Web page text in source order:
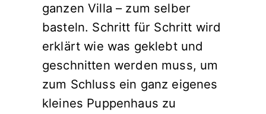
ganzen Villa – zum selber
basteln. Schritt für Schritt wird
erklärt wie was geklebt und
geschnitten werden muss, um
zum Schluss ein ganz eigenes
kleines Puppenhaus zu